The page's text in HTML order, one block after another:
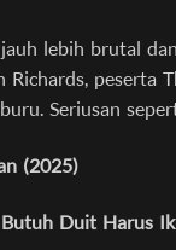
lebih brutal
Richards, peserta
Seriusan
(2025)